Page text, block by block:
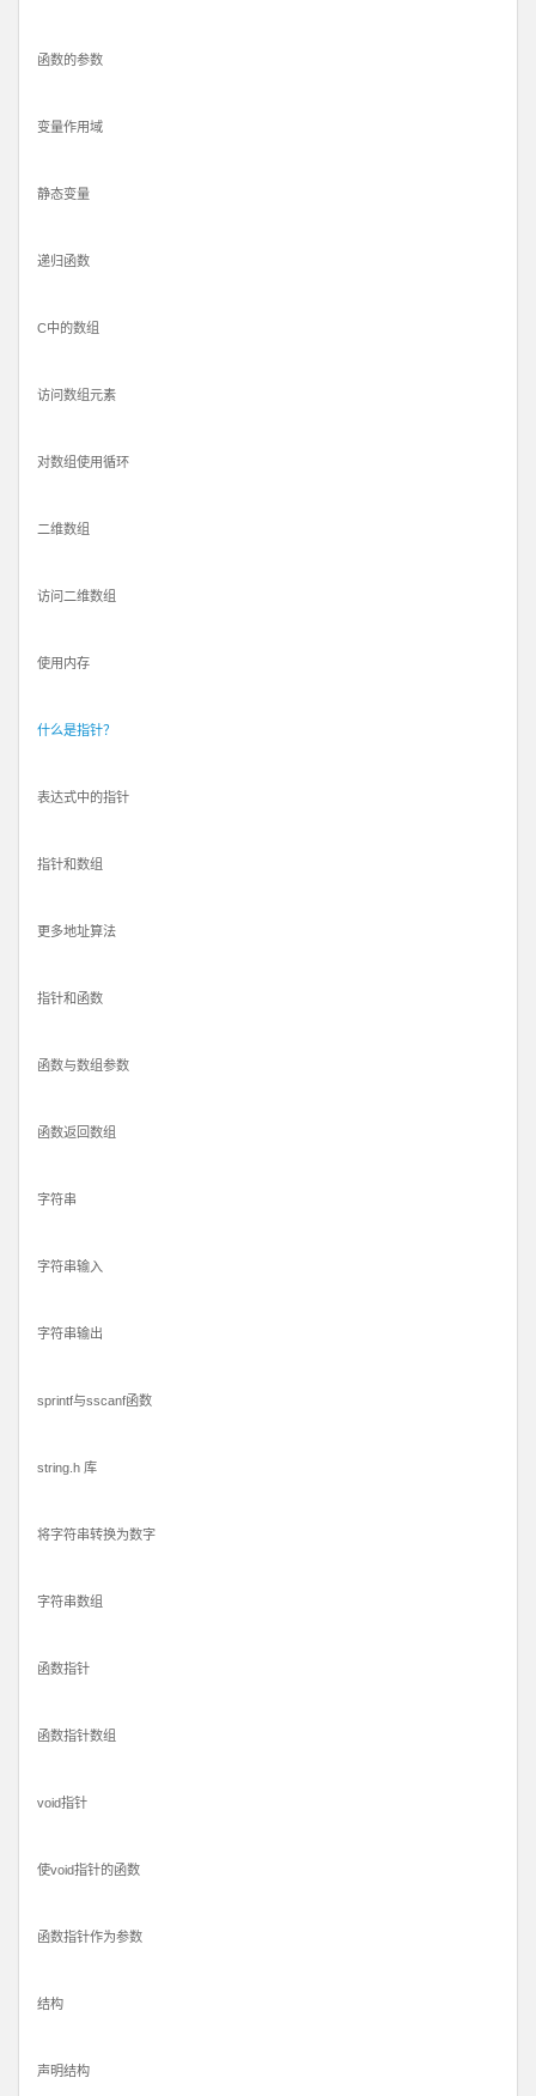
函数的参数
变量作用域
静态变量
递归函数
C中的数组
访问数组元素
对数组使用循环
二维数组
访问二维数组
使用内存
什么是指针？
表达式中的指针
指针和数组
更多地址算法
指针和函数
函数与数组参数
函数返回数组
字符串
字符串输入
字符串输出
sprintf与sscanf函数
string.h 库
将字符串转换为数字
字符串数组
函数指针
函数指针数组
void指针
使void指针的函数
函数指针作为参数
结构
声明结构